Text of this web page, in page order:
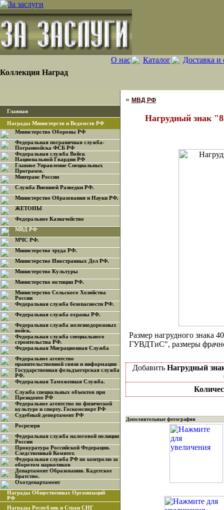
Коллекция Наград
О нас Каталог Доставка и
Главная
Награды Министерств и Ведомств РФ
Министерство Обороны РФ
Федеральная пограничная служба-
Погранвойска ФСБ РФ
Федеральная служба Войск
Национальной Гвардии РФ
Главное Управление Специальных
Программ.
Минтранс России
Служба Внешней Разведки РФ.
Министерство Образования и Науки РФ.
ЖЕТОНЫ
Федеральное Казначейство
МВД РФ
МЧС РФ.
Министерство труда РФ.
Министерство Иностранных Дел РФ.
Министерство Культуры
Министерство юстиции РФ.
Министерство Сельского Хозяйства
России
Федеральная служба безопасности РФ.
Федеральная служба охраны РФ.
Федеральная служба железнодорожных
войск.
Федеральная служба специального
строительства РФ.
Федеральная Миграционная Служба
Федеральное агентство
правительственной связи и информации
Государственная фельдъегерская служба
РФ.
Федеральная Таможенная Служба.
Служба специальных объектов при
Президенте РФ
Федеральное агентство по физической
культуре и спорту. Госкомспорт РФ
Судебный депортамент РФ
Росрезерв
Федеральная служба налоговой полиции
России
Прокуратура Российской Федерации.
Следственный Комитет.
Федеральная служба РФ по контролю за
оборотом наркотиков
Департамент Образования. Кадетское
Братство.
Охотдепартамент
Награды Общественных Организаций
РФ
Награды Республик и Стран СНГ
» МВД РФ
Нагрудный знак
Размер нагрудного знака
ГУВДТиС", размеры
Добавить Нагрудный
Дополнительные фотографии